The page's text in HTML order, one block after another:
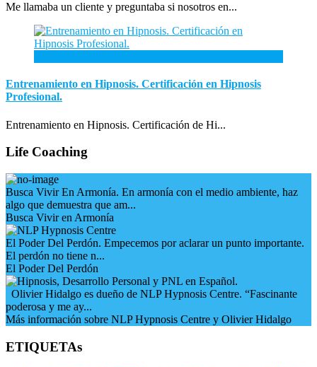
Me llamaba un cliente y preguntaba si nosotros en...
Entrenamiento en Hipnosis. Certificación en Hipnosis
Profesional.
Entrenamiento en Hipnosis. Certificación de Hi...
Life Coaching
Busca Vivir En Armonía. En armonía con el medio ambiente, haz
algo que demuestra que am...
Busca Vivir en Armonía
El Poder Del Perdón. Empecemos por aclarar un punto importante.
El perdón no tiene n...
El Poder Del Perdón
Olivier Hidalgo es dueño de NLP Hypnosis Centre. “Fascinante
poderosa y me ay...
Más información sobre NLP Hypnosis Centre y Olivier Hidalgo
ETIQUETAs